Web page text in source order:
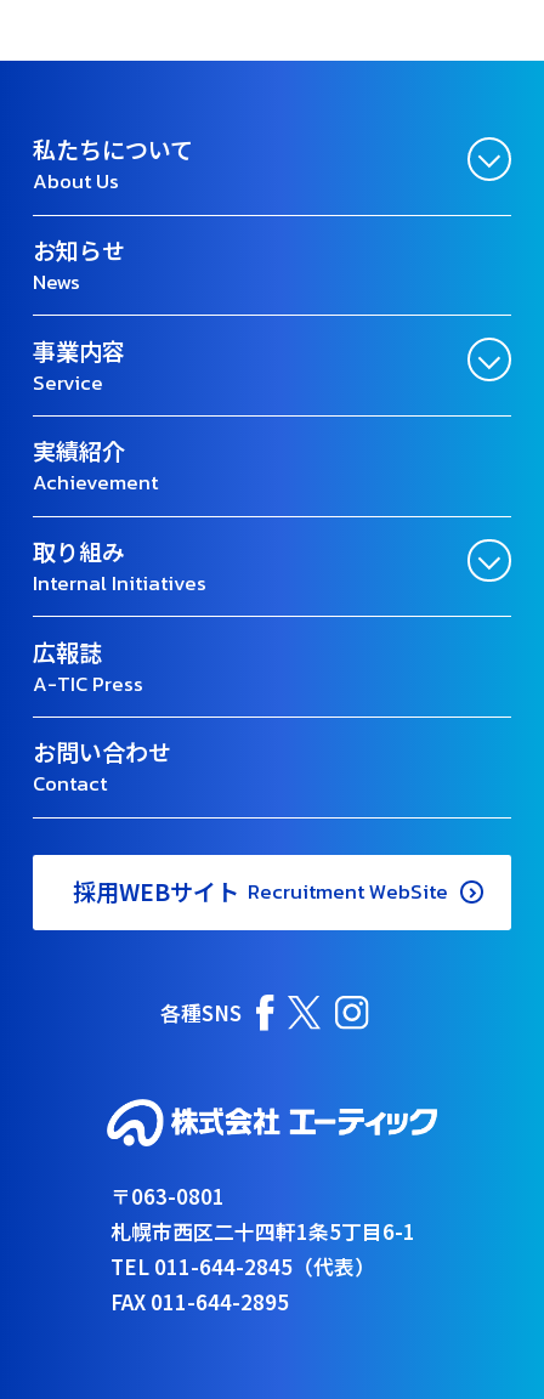
私たちについて
About Us
お知らせ
News
事業内容
Service
実績紹介
Achievement
取り組み
Internal Initiatives
広報誌
A-TIC Press
お問い合わせ
Contact
採用WEBサイト Recruitment WebSite
各種SNS
〒063-0801
札幌市西区二十四軒1条5丁目6-1
TEL 011-644-2845（代表）
FAX 011-644-2895